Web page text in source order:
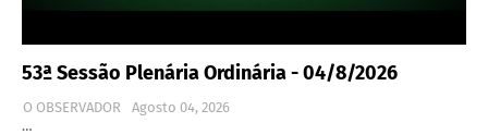
53ª Sessão Plenária Ordinária - 04/8/2026
O OBSERVADOR
Agosto 04, 2026
…